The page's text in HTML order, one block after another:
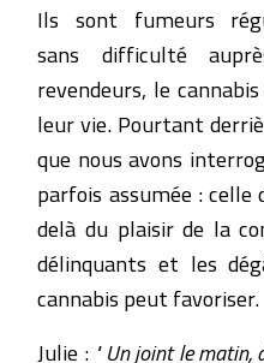
Ils sont fumeurs
sans difficulté
revendeurs, le
leur vie. Pourtant
que nous avons
parfois assumée : celle
delà du plaisir de la
délinquants et les
cannabis peut favoriser.
Julie : " Un joint le matin,